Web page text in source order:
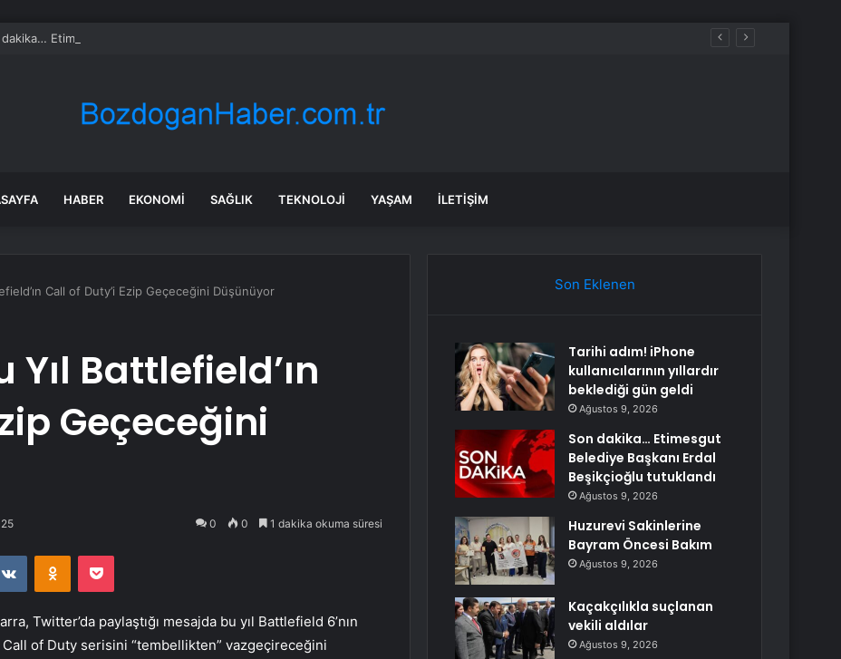
Etimesgut Belediye Başkanı Erdal Beşikçioğlu tutuklandı
HABER EKONOMI SAĞLIK TEKNOLOJI YAŞAM İLETIŞIM
Call of Duty’i Ezip Geçeceğini Düşünüyor
Battlefield’ın
Geçeceğini
0 0 1 dakika okuma süresi
VKontakteOdnoklassniki
Pocket
Twitter’da paylaştığı mesajda bu yıl Battlefield 6’nın
of Duty serisini “tembellikten” vazgeçireceğini
Son Eklenen
Tarihi adım! iPhone
kullanıcılarının yıllardır
beklediği gün geldi
Ağustos 9, 2026
Son dakika… Etimesgut
Belediye Başkanı Erdal
Beşikçioğlu tutuklandı
Ağustos 9, 2026
Huzurevi Sakinlerine
Bayram Öncesi Bakım
Ağustos 9, 2026
Kaçakçılıkla suçlanan
vekili aldılar
Ağustos 9, 2026